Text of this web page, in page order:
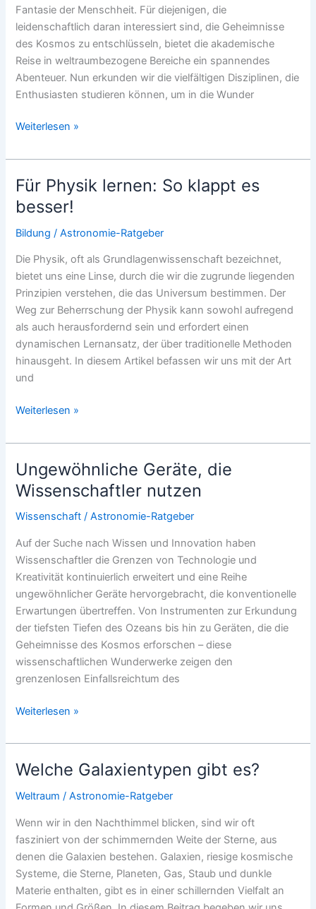
Fantasie der Menschheit. Für diejenigen, die
leidenschaftlich daran interessiert sind, die Geheimnisse
des Kosmos zu entschlüsseln, bietet die akademische
Reise in weltraumbezogene Bereiche ein spannendes
Abenteuer. Nun erkunden wir die vielfältigen Disziplinen, die
Enthusiasten studieren können, um in die Wunder
Was
wenn
man
sich
für
den
interessiert?
Weiterlesen »
Für Physik lernen: So klappt es
besser!
Bildung /Astronomie-Ratgeber
Die Physik, oft als Grundlagenwissenschaft bezeichnet,
bietet uns eine Linse, durch die wir die zugrunde liegenden
Prinzipien verstehen, die das Universum bestimmen. Der
Weg zur Beherrschung der Physik kann sowohl aufregend
als auch herausfordernd sein und erfordert einen
dynamischen Lernansatz, der über traditionelle Methoden
hinausgeht. In diesem Artikel befassen wir uns mit der Art
und
Für
lernen:
So
klappt
es
besser!
Weiterlesen »
Ungewöhnliche Geräte, die
Wissenschaftler nutzen
Wissenschaft /Astronomie-Ratgeber
Auf der Suche nach Wissen und Innovation haben
Wissenschaftler die Grenzen von Technologie und
Kreativität kontinuierlich erweitert und eine Reihe
ungewöhnlicher Geräte hervorgebracht, die konventionelle
Erwartungen übertreffen. Von Instrumenten zur Erkundung
der tiefsten Tiefen des Ozeans bis hin zu Geräten, die die
Geheimnisse des Kosmos erforschen – diese
wissenschaftlichen Wunderwerke zeigen den
grenzenlosen Einfallsreichtum des
Ungewöhnliche
die
Wissenschaftler
nutzen
Weiterlesen »
Welche Galaxientypen gibt es?
Weltraum /Astronomie-Ratgeber
Wenn wir in den Nachthimmel blicken, sind wir oft
fasziniert von der schimmernden Weite der Sterne, aus
denen die Galaxien bestehen. Galaxien, riesige kosmische
Systeme, die Sterne, Planeten, Gas, Staub und dunkle
Materie enthalten, gibt es in einer schillernden Vielfalt an